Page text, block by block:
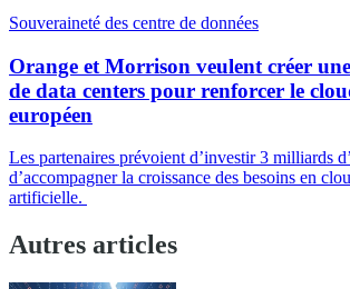
Souveraineté des centre de données
Orange et Morrison veulent créer
de data centers pour renforcer le
européen
Les partenaires prévoient d’investir 3 milliards
d’accompagner la croissance des besoins en
artificielle.
Autres articles